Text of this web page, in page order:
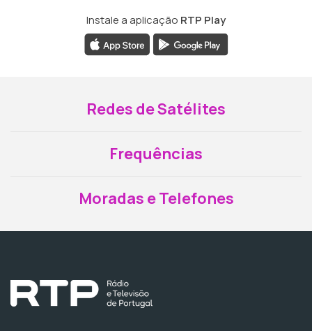
Instale a aplicação RTP Play
Redes de Satélites
Frequências
Moradas e Telefones